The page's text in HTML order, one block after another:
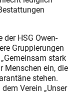
HSG Owen-
Gruppierungen
stark
Menschen ein, die
stehen.
Verein „Unser